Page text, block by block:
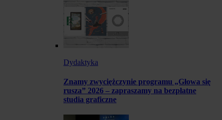
Dydaktyka
Znamy zwyciężczynie programu „Głowa się
rusza” 2026 – zapraszamy na bezpłatne
studia graficzne